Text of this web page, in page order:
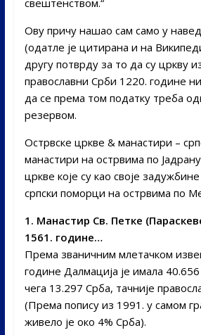
Ову причу нашао сам само у
(одатле је цитирана и на
другу потврду за то да су цркву
православни Срби 1220. године
да се према том податку треба
резервом.
Острвске цркве & манастири –
манастири на острвима по
цркве које су као своје
српски поморци на острвима по
1. Манастир Св. Петке
1561. године…
Према званичним млетачком
године Далмација је имала
чега 13.297 Срба, тачније
(Према попису из 1991. у самом
живело је око 4% Срба).